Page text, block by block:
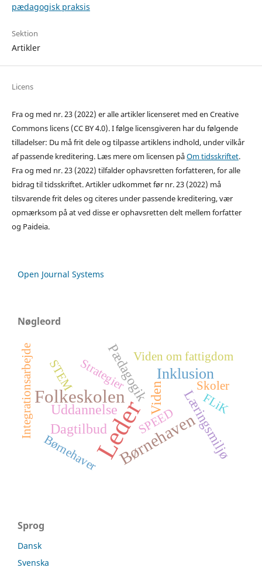
pædagogisk praksis
Sektion
Artikler
Licens
Fra og med nr. 23 (2022) er alle artikler licenseret med en Creative
Commons licens (CC BY 4.0). I følge licensgiveren har du følgende
tilladelser: Du må frit dele og tilpasse artiklens indhold, under vilkår
af passende kreditering. Læs mere om licensen påOm tidsskriftet.
Fra og med nr. 23 (2022) tilfalder ophavsretten forfatteren, for alle
bidrag til tidsskriftet. Artikler udkommet før nr. 23 (2022) må
tilsvarende frit deles og citeres under passende kreditering, vær
opmærksom på at ved disse er ophavsretten delt mellem forfatter
og Paideia.
Open Journal Systems
Nøgleord
Leder
Folkeskolen
Børnehaven
Inklusion
Læringsmiljø
Viden
Pædagogik
Uddannelse
Dagtilbud
Strategier Skoler
Børnehaver
Integrationsarbejde STEM
Viden om fattigdom
FLiK
SPEED
Sprog
Dansk
Svenska